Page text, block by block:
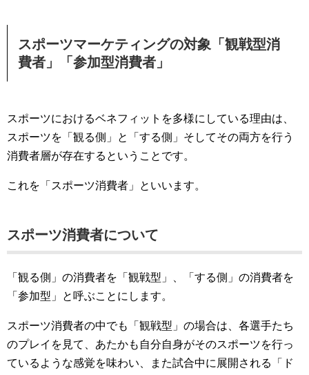
スポーツマーケティングの対象「観戦型消
費者」「参加型消費者」
スポーツにおけるベネフィットを多様にしている理由は、
スポーツを「観る側」と「する側」そしてその両方を行う
消費者層が存在するということです。
これを「スポーツ消費者」といいます。
スポーツ消費者について
「観る側」の消費者を「観戦型」、「する側」の消費者を
「参加型」と呼ぶことにします。
スポーツ消費者の中でも「観戦型」の場合は、各選手たち
のプレイを見て、あたかも自分自身がそのスポーツを行っ
ているような感覚を味わい、また試合中に展開される「ド